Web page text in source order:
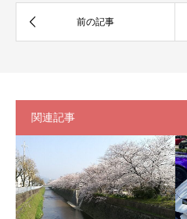
関連記事